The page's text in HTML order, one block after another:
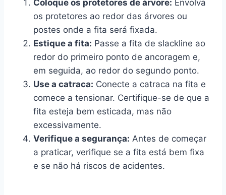
Coloque os protetores de árvore: Envolva
os protetores ao redor das árvores ou
postes onde a fita será fixada.
Estique a fita: Passe a fita de slackline ao
redor do primeiro ponto de ancoragem e,
em seguida, ao redor do segundo ponto.
Use a catraca: Conecte a catraca na fita e
comece a tensionar. Certifique-se de que a
fita esteja bem esticada, mas não
excessivamente.
Verifique a segurança: Antes de começar
a praticar, verifique se a fita está bem fixa
e se não há riscos de acidentes.